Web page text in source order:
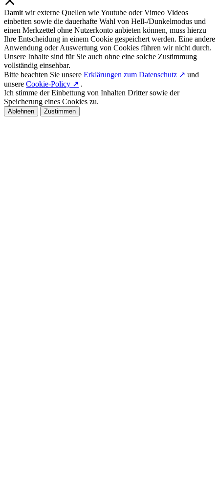
Damit wir externe Quellen wie Youtube oder Vimeo Videos
einbetten sowie die dauerhafte Wahl von Hell-/Dunkelmodus und
einen Merkzettel ohne Nutzerkonto anbieten können, muss hierzu
Ihre Entscheidung in einem Cookie gespeichert werden. Eine andere
Anwendung oder Auswertung von Cookies führen wir nicht durch.
Unsere Inhalte sind für Sie auch ohne eine solche Zustimmung
vollständig einsehbar.
Bitte beachten Sie unsere Erklärungen zum Datenschutz ↗ und
unsere Cookie-Policy ↗ .
Ich stimme der Einbettung von Inhalten Dritter sowie der
Speicherung eines Cookies zu.
Ablehnen Zustimmen